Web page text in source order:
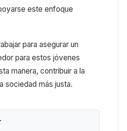
este enfoque
para asegurar un
para estos jóvenes
manera, contribuir a la
sociedad más justa.